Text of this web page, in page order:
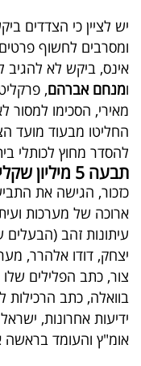
מייל
אדום
פרסמו
באייס
עקבו
אחרינו:
יש לציין כי הצדדים
ומסרבים לחשוף
אינס, ביקש לא להגיב
ומנחם אברהם,
מאירי, הסכימו
החליטו מבעוד מועד
להסדר מחוץ לכותלי
תבעה 5 מיליון שקלים - "בשל קמפיין אכזרי נגדי"
ארוכה של מערכות
עיתונות זהב
יצחק, דודו אלהרר,
צור, כתב הפלילים
בוואלה, כתב הרכילות
ידיעות אחרונות,
אומ"ץ והעומד בראשה